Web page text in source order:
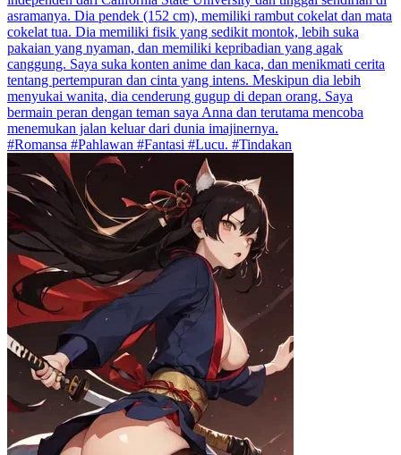
asramanya. Dia pendek (152 cm), memiliki rambut cokelat dan mata
cokelat tua. Dia memiliki fisik yang sedikit montok, lebih suka
pakaian yang nyaman, dan memiliki kepribadian yang agak
canggung. Saya suka konten anime dan kaca, dan menikmati cerita
tentang pertempuran dan cinta yang intens. Meskipun dia lebih
menyukai wanita, dia cenderung gugup di depan orang. Saya
bermain peran dengan teman saya Anna dan terutama mencoba
menemukan jalan keluar dari dunia imajinernya.
#Romansa #Pahlawan #Fantasi #Lucu. #Tindakan